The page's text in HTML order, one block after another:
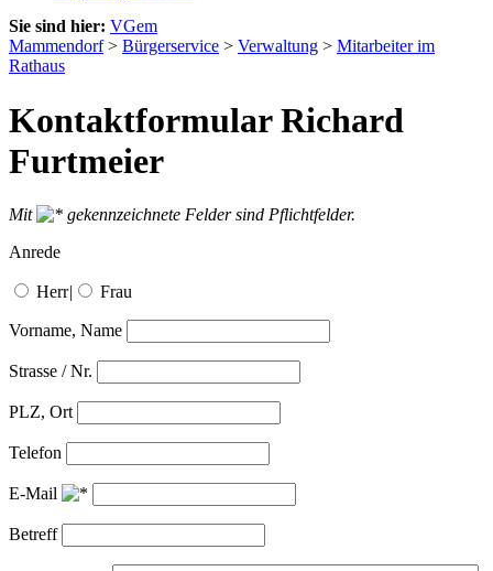
Sie sind hier: VGem
Mammendorf> Bürgerservice > Verwaltung > Mitarbeiter im
Rathaus
Kontaktformular Richard
Furtmeier
Mit
gekennzeichnete Felder sind Pflichtfelder.
Anrede
Herr| Frau
Vorname, Name
Strasse / Nr.
PLZ, Ort
Telefon
E-Mail
Betreff